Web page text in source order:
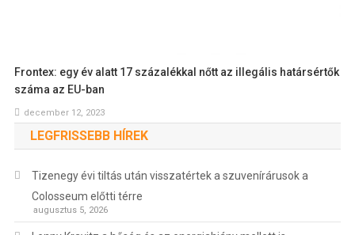
Frontex: egy év alatt 17 százalékkal nőtt az illegális határsértők
száma az EU-ban
december 12, 2023
LEGFRISSEBB HÍREK
Tizenegy évi tiltás után visszatértek a szuvenírárusok a
Colosseum előtti térre
augusztus 5, 2026